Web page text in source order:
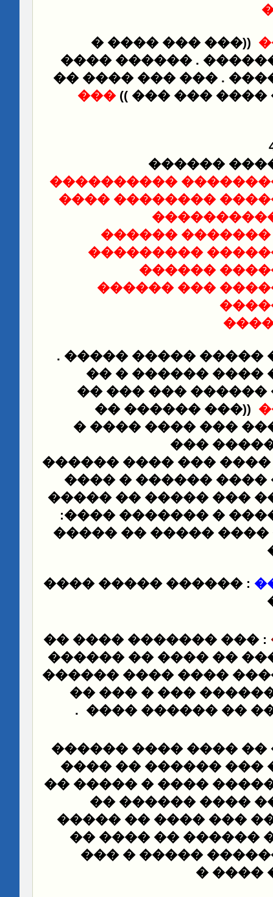
))
��� ��� ����
�
���� ����� ������
�� ����� ������ .
���� ��� ���
((
���
��� ����
����������
����� ���������
������
����������
��������
���������
���������
���� ����� �����
��� �� �����
����
��� ��
))
��� ������ ��
�����
���� ���� �
��� ���
���������� ���� ���
���� ������ � ����
�� ���� ����� ���
��� ����
����
:
� �� �� ��
�����
:
������ �����
����
:
��� ������� ���� ��
��� ���� ����� ��
�������� ����� ����
������ ��� � ���
��� ��� �� ���
.
����� ����� �� ����
�� ���� ���� ���
��� ���� �� �����
����� �� ����
��� ���� �� �����
���� � �� ���
�������
�����